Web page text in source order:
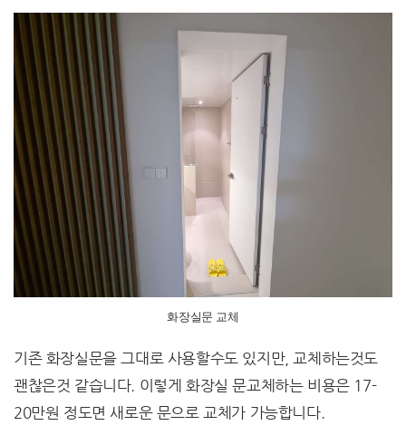
화장실문 교체
기존 화장실문을 그대로 사용할수도 있지만, 교체하는것도
괜찮은것 같습니다. 이렇게 화장실 문교체하는 비용은 17-
20만원 정도면 새로운 문으로 교체가 가능합니다.